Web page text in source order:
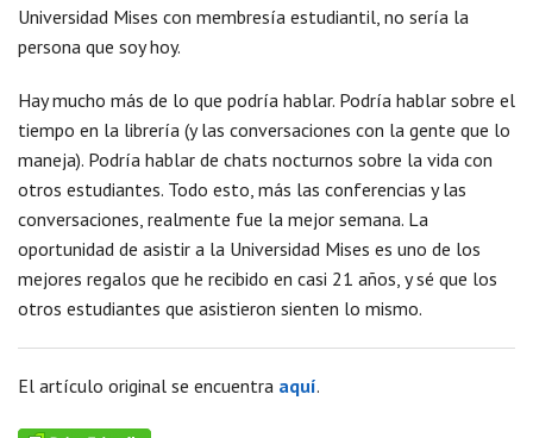
Universidad Mises con membresía estudiantil, no sería la
persona que soy hoy.
Hay mucho más de lo que podría hablar. Podría hablar sobre el
tiempo en la librería (y las conversaciones con la gente que lo
maneja). Podría hablar de chats nocturnos sobre la vida con
otros estudiantes. Todo esto, más las conferencias y las
conversaciones, realmente fue la mejor semana. La
oportunidad de asistir a la Universidad Mises es uno de los
mejores regalos que he recibido en casi 21 años, y sé que los
otros estudiantes que asistieron sienten lo mismo.
El artículo original se encuentra aquí.